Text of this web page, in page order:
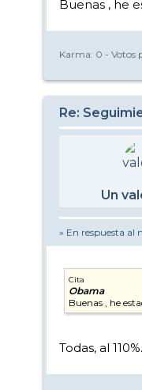
Buenas , he
Karma: 0 - Votos
Re:
Un
» En respuesta al
Cita
Obama
Buenas , he
Todas, al 110%.